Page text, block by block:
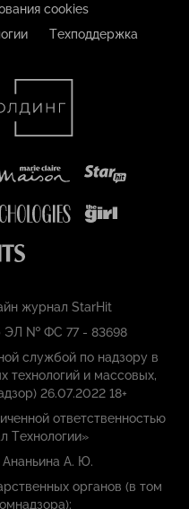
cookies
Техподдержка
журнал StarHit
ЭЛ № ФС 77 - 83698
службой по надзору в
технологий и массовых,
26.07.2022 18+
ответственностью
Технологии»
Ананьина А. Ю.
органов (в том